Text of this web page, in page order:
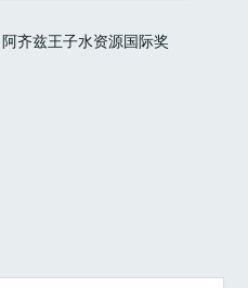
齐兹王子水资源国际奖